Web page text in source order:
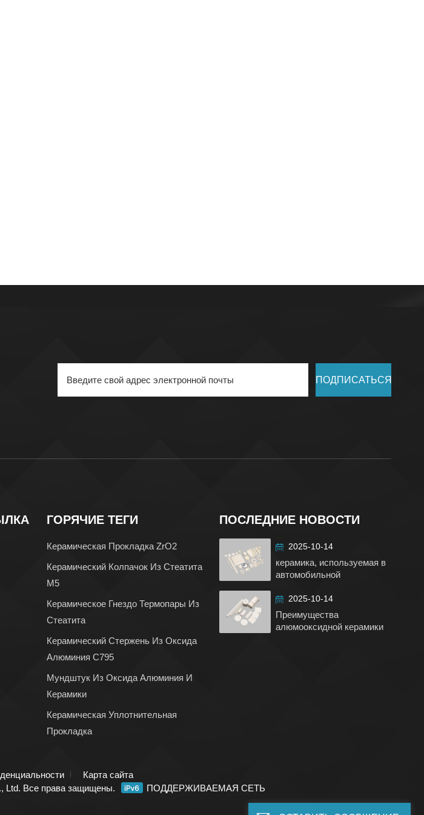
ПОДПИСАТЬСЯ
ГОРЯЧИЕ ТЕГИ
Керамическая Прокладка ZrO2
Керамический Колпачок Из Стеатита
М5
Керамическое Гнездо Термопары Из
Стеатита
Керамический Стержень Из Оксида
Алюминия C795
Мундштук Из Оксида Алюминия И
Керамики
Керамическая Уплотнительная
Прокладка
ПОСЛЕДНИЕ НОВОСТИ
2025-10-14
керамика, используемая в
автомобильной
2025-10-14
Преимущества
алюмооксидной керамики
Карта сайта
Ltd. Все права защищены.
ПОДДЕРЖИВАЕМАЯ СЕТЬ